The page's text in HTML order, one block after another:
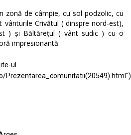
zonă de câmpie, cu sol podzolic, cu
Crivătul ( dinspre nord-est),
) și Băltărețul ( vânt sudic ) cu o
impresionantă.
ul
Prezentarea_comunitatii(20549).html")